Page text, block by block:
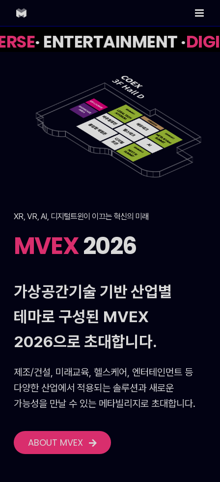
content
· ENTERTAINMENT ·
XR, VR, AI, 디지털트윈이 이끄는 혁신의 미래
MVEX2026
가상공간기술 기반 산업별
테마로 구성된 MVEX
2026으로 초대합니다.
제조/건설, 미래교육, 헬스케어, 엔터테인먼트 등
다양한 산업에서 적용되는 솔루션과 새로운
가능성을만날 수 있는 메타빌리지로 초대합니다.
ABOUT MVEX